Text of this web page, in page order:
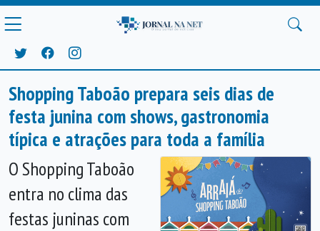
Shopping Taboão prepara seis dias de
festa junina com shows, gastronomia
típica e atrações para toda a família
O Shopping Taboão
entra no clima das
festas juninas com